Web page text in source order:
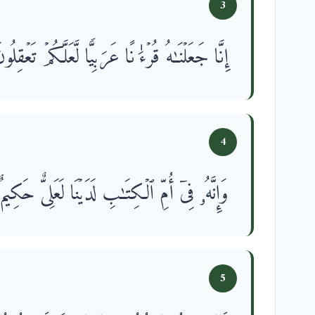
3
إِنَّا جَعَلۡنَـٰهُ قُرۡءَ ٰ⁠ نًا عَرَبِیࣰّا لَّعَلَّكُمۡ
4
وَإِنَّهُۥ فِیۤ أُمِّ ٱلۡكِتَـٰبِ لَدَیۡنَا لَعَلِیٌّ حَكِیمٌ
5